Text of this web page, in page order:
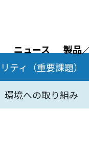
ニュース 製品
ティ（重要課題）
環境への取り組み